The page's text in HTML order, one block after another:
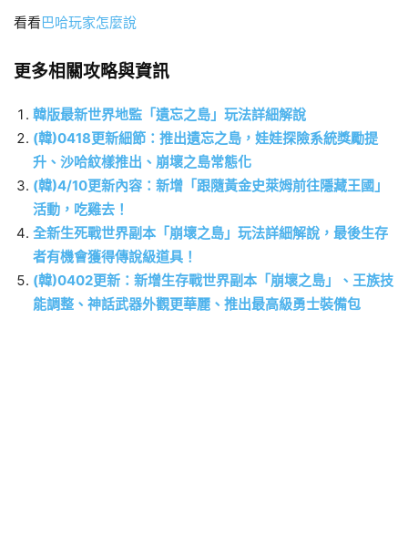
看看巴哈玩家怎麼說
更多相關攻略與資訊
韓版最新世界地監「遺忘之島」玩法詳細解說
(韓)0418更新細節：推出遺忘之島，娃娃探險系統獎勵提
升、沙哈紋樣推出、崩壞之島常態化
(韓)4/10更新內容：新增「跟隨黃金史萊姆前往隱藏王國」
活動，吃雞去！
全新生死戰世界副本「崩壞之島」玩法詳細解說，最後生存
者有機會獲得傳說級道具！
(韓)0402更新：新增生存戰世界副本「崩壞之島」、王族技
能調整、神話武器外觀更華麗、推出最高級勇士裝備包